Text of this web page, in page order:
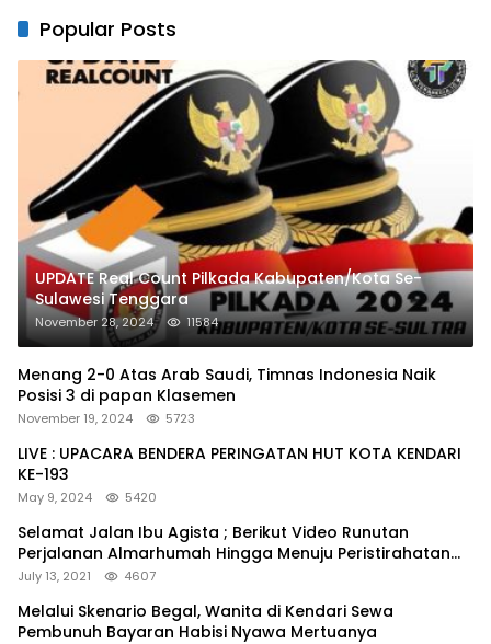
Popular Posts
UPDATE Real Count Pilkada Kabupaten/Kota Se-
Sulawesi Tenggara
November 28, 2024 11584
Menang 2-0 Atas Arab Saudi, Timnas Indonesia Naik
Posisi 3 di papan Klasemen
November 19, 2024 5723
LIVE : UPACARA BENDERA PERINGATAN HUT KOTA KENDARI
KE-193
May 9, 2024 5420
Selamat Jalan Ibu Agista ; Berikut Video Runutan
Perjalanan Almarhumah Hingga Menuju Peristirahatan
Terakhir
July 13, 2021 4607
Melalui Skenario Begal, Wanita di Kendari Sewa
Pembunuh Bayaran Habisi Nyawa Mertuanya